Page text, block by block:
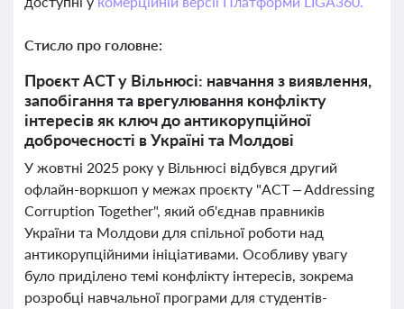
Стисло про головне:
Проєкт ACT у Вільнюсі: навчання з виявлення,
запобігання та врегулювання конфлікту
інтересів як ключ до антикорупційної
доброчесності в Україні та Молдові
У жовтні 2025 року у Вільнюсі відбувся другий
офлайн-воркшоп у межах проєкту "ACT – Addressing
Corruption Together", який об'єднав правників
України та Молдови для спільної роботи над
антикорупційними ініціативами. Особливу увагу
було приділено темі конфлікту інтересів, зокрема
розробці навчальної програми для студентів-